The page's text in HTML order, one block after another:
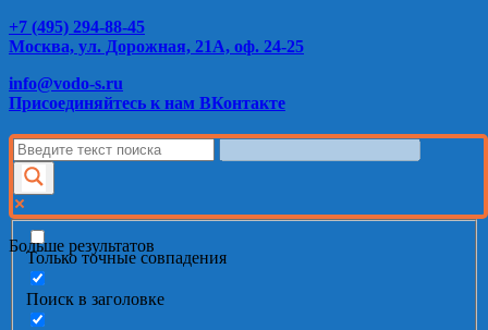
+7 (495) 294-88-45
Москва, ул. Дорожная, 21А, оф. 24-25
info@vodo-s.ru
Присоединяйтесь к нам ВКонтакте
Больше результатов
Только точные совпадения
Поиск в заголовке